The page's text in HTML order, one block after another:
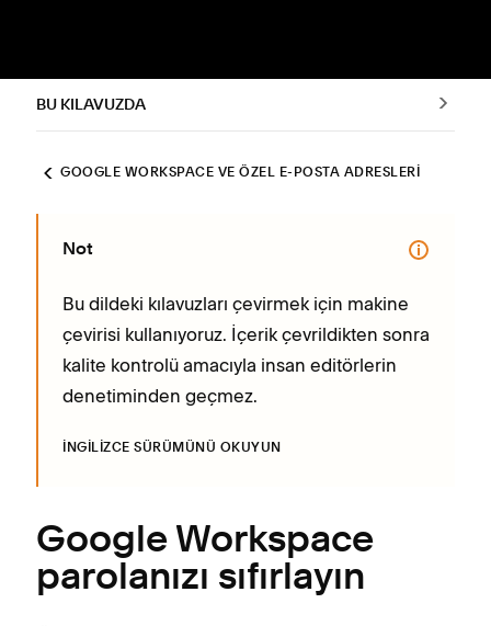
BU KILAVUZDA
GOOGLE WORKSPACE VE ÖZEL E-POSTA ADRESLERI
Not
Bu dildeki kılavuzları çevirmek için makine
çevirisi kullanıyoruz. İçerik çevrildikten sonra
kalite kontrolü amacıyla insan editörlerin
denetiminden geçmez.
İNGILIZCE SÜRÜMÜNÜ OKUYUN
Google Workspace
parolanızı sıfırlayın